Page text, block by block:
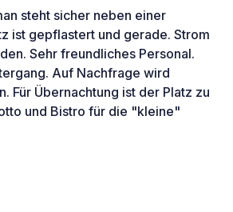
steht sicher neben einer
ist gepflastert und gerade. Strom
Sehr freundliches Personal.
Auf Nachfrage wird
Für Übernachtung ist der Platz zu
und Bistro für die "kleine"